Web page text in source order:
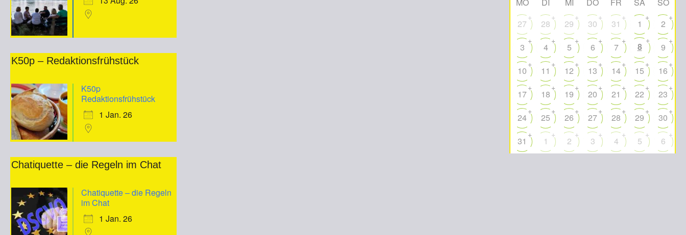
K50p – Redaktionsfrühstück
K50p
Redaktionsfrühstück
1 Jan. 26
Chatiquette – die Regeln im Chat
Chatiquette – die Regeln
im Chat
1 Jan. 26
27
+
28
+
29
+
30
+
31
+
1
+
2
+
3
+
4
+
5
+
6
+
7
+
8
+
9
+
10
+
11
+
12
+
13
+
14
+
15
+
16
+
17
+
18
+
19
+
20
+
21
+
22
+
23
+
24
+
25
+
26
+
27
+
28
+
29
+
30
+
31
+
1
+
2
+
3
+
4
+
5
+
6
+